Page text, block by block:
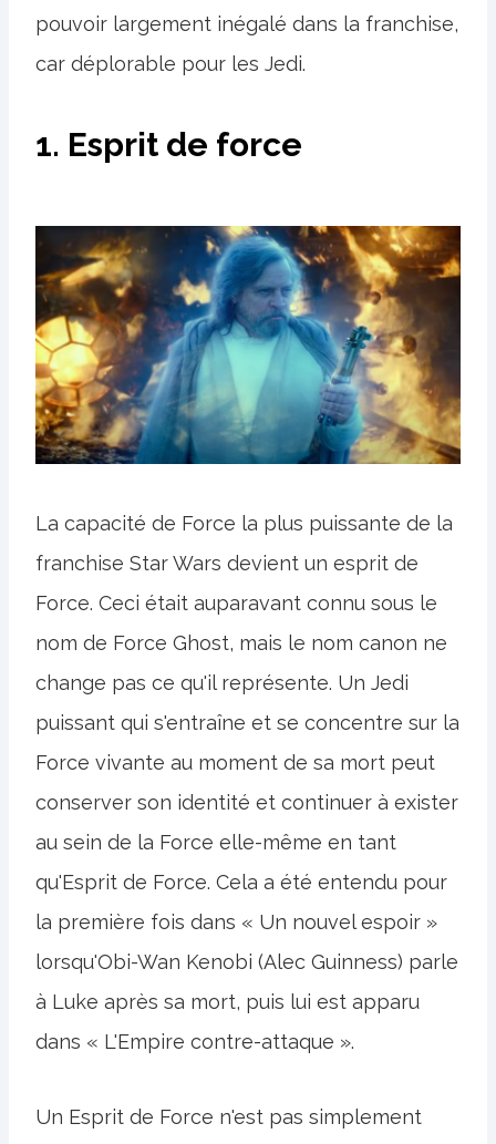
pouvoir largement inégalé dans la franchise,
car déplorable pour les Jedi.
1. Esprit de force
La capacité de Force la plus puissante de la
franchise Star Wars devient un esprit de
Force. Ceci était auparavant connu sous le
nom de Force Ghost, mais le nom canon ne
change pas ce qu'il représente. Un Jedi
puissant qui s'entraîne et se concentre sur la
Force vivante au moment de sa mort peut
conserver son identité et continuer à exister
au sein de la Force elle-même en tant
qu'Esprit de Force. Cela a été entendu pour
la première fois dans « Un nouvel espoir »
lorsqu'Obi-Wan Kenobi (Alec Guinness) parle
à Luke après sa mort, puis lui est apparu
dans « L'Empire contre-attaque ».
Un Esprit de Force n'est pas simplement